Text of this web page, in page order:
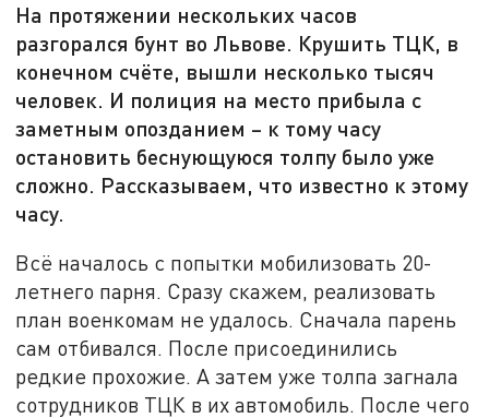
На протяжении нескольких часов
разгорался бунт во Львове. Крушить ТЦК, в
конечном счёте, вышли несколько тысяч
человек. И полиция на место прибыла с
заметным опозданием – к тому часу
остановить беснующуюся толпу было уже
сложно. Рассказываем, что известно к этому
часу.
Всё началось с попытки мобилизовать 20-
летнего парня. Сразу скажем, реализовать
план военкомам не удалось. Сначала парень
сам отбивался. После присоединились
редкие прохожие. А затем уже толпа загнала
сотрудников ТЦК в их автомобиль. После чего